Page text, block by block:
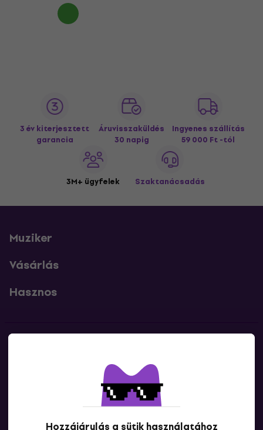
Hozzájárulás a sütik használatához
3 év kiterjesztett
garancia
Áruvisszaküldés
30 napig
Ingyenes szállítás
59 000 Ft -tól
3M+ ügyfelek Szaktanácsadás
Muziker
Vásárlás
Hasznos
Lépj kapcsolatba velünk